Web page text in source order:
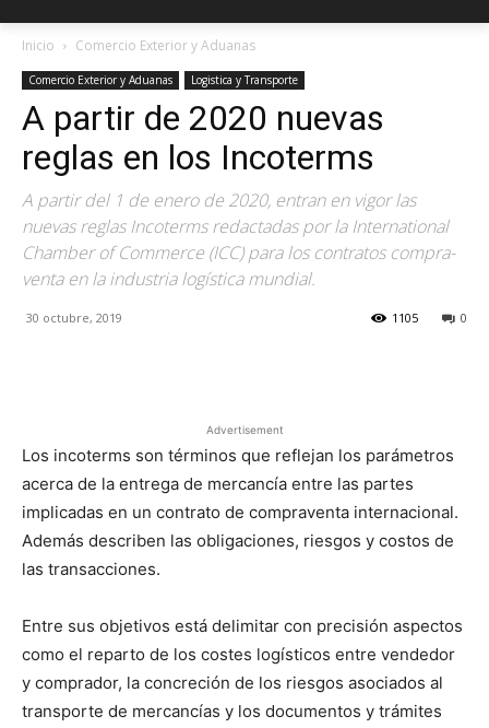
Inicio Comercio Exterior y Aduanas
Comercio Exterior y Aduanas Logistica y Transporte
A partir de 2020 nuevas
reglas en los Incoterms
A partir del 1 de enero de 2020, entran en vigor las
nuevas reglas Incoterms redactadas por la International
Chamber of Commerce (ICC) para los contratos compra-
venta en la industria logística mundial.
30 octubre, 2019 0
1105
Advertisement
Los incoterms son términos que reflejan los parámetros
acerca de la entrega de mercancía entre las partes
implicadas en un contrato de compraventa internacional.
Además describen las obligaciones, riesgos y costos de
las transacciones.
Entre sus objetivos está delimitar con precisión aspectos
como el reparto de los costes logísticos entre vendedor
y comprador, la concreción de los riesgos asociados al
transporte de mercancías y los documentos y trámites